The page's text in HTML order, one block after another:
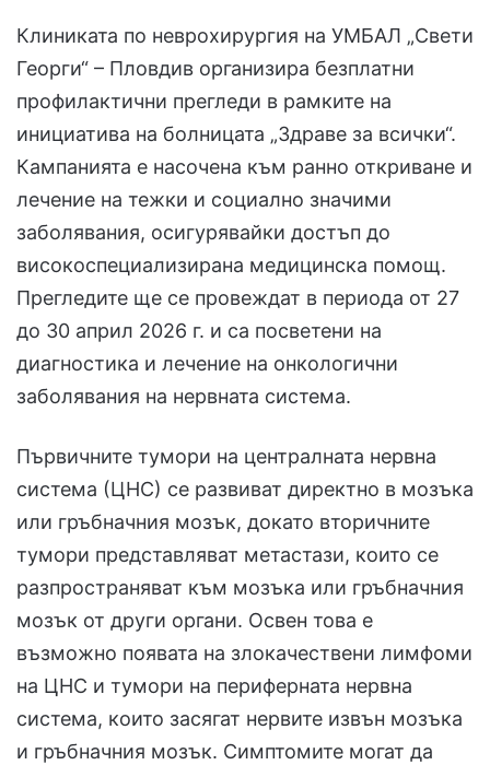
Клиниката по неврохирургия на УМБАЛ „Свети
Георги“ – Пловдив организира безплатни
профилактични прегледи в рамките на
инициатива на болницата „Здраве за всички“.
Кампанията е насочена към ранно откриване и
лечение на тежки и социално значими
заболявания, осигурявайки достъп до
високоспециализирана медицинска помощ.
Прегледите ще се провеждат в периода от 27
до 30 април 2026 г. и са посветени на
диагностика и лечение на онкологични
заболявания на нервната система.
Първичните тумори на централната нервна
система (ЦНС) се развиват директно в мозъка
или гръбначния мозък, докато вторичните
тумори представляват метастази, които се
разпространяват към мозъка или гръбначния
мозък от други органи. Освен това е
възможно появата на злокачествени лимфоми
на ЦНС и тумори на периферната нервна
система, които засягат нервите извън мозъка
и гръбначния мозък. Симптомите могат да